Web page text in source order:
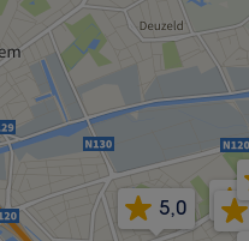
5,0